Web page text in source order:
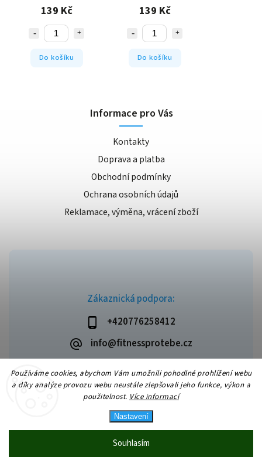
Používáme cookies, abychom Vám umožnili pohodlné prohlížení webu
a díky analýze provozu webu neustále zlepšovali jeho funkce, výkon a
použitelnost. Více informací
Nastavení
Souhlasím
139 Kč
Do košíku
139 Kč
Do košíku
Zákaznická podpora:
+420776258412
info@fitnessprotebe.cz
Informace pro Vás
Kontakty
Doprava a platba
Obchodní podmínky
Ochrana osobních údajů
Reklamace, výměna, vrácení zboží
Copyright 2026Fitnessprotebe.cz. Všechna práva vyhrazena.
VytvořilShoptet| Design